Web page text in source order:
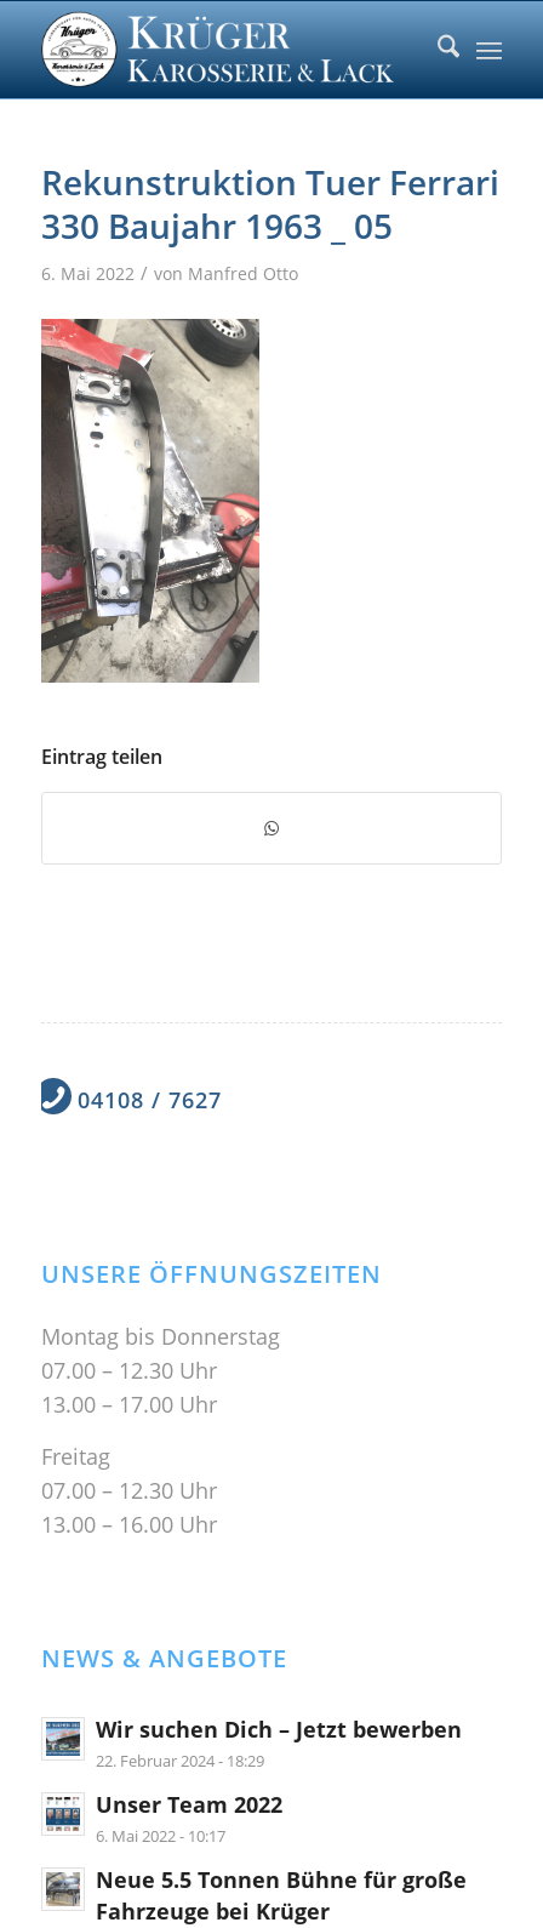
Rekunstruktion Tuer Ferrari
330 Baujahr 1963 _ 05
6. Mai 2022 / von Manfred Otto
Eintrag teilen
04108 / 7627
UNSERE ÖFFNUNGSZEITEN
Montag bis Donnerstag
07.00 – 12.30 Uhr
13.00 – 17.00 Uhr
Freitag
07.00 – 12.30 Uhr
13.00 – 16.00 Uhr
NEWS & ANGEBOTE
Wir suchen Dich – Jetzt bewerben
22. Februar 2024 - 18:29
Unser Team 2022
6. Mai 2022 - 10:17
Neue 5.5 Tonnen Bühne für große
Fahrzeuge bei Krüger